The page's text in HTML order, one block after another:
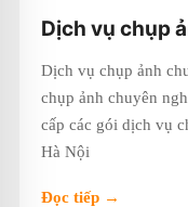
Dịch vụ chụp
Dịch vụ chụp ảnh
chụp ảnh chuyên
cấp các gói dịch vụ
Hà Nội
Đọc tiếp →